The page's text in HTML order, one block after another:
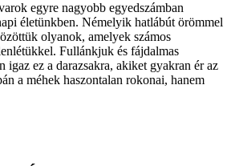
egyre nagyobb egyedszámban
életünkben. Né­­melyik hatlábút örömmel
olyanok, amelyek számos
Fullánkjuk és fájdalmas
igaz ez a darazsakra, akiket gyakran ér az
a méhek haszontalan rokonai, hanem